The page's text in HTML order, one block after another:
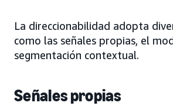
La direccionabilidad adopta
como las señales propias, el
segmentación contextual.
Señales propias